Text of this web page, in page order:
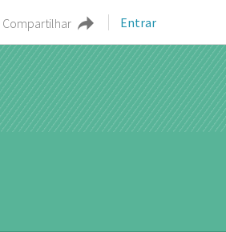
Compartilhar Entrar